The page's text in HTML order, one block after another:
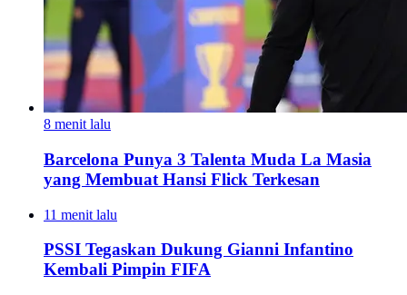
8 menit lalu
Barcelona Punya 3 Talenta Muda La Masia
yang Membuat Hansi Flick Terkesan
11 menit lalu
PSSI Tegaskan Dukung Gianni Infantino
Kembali Pimpin FIFA